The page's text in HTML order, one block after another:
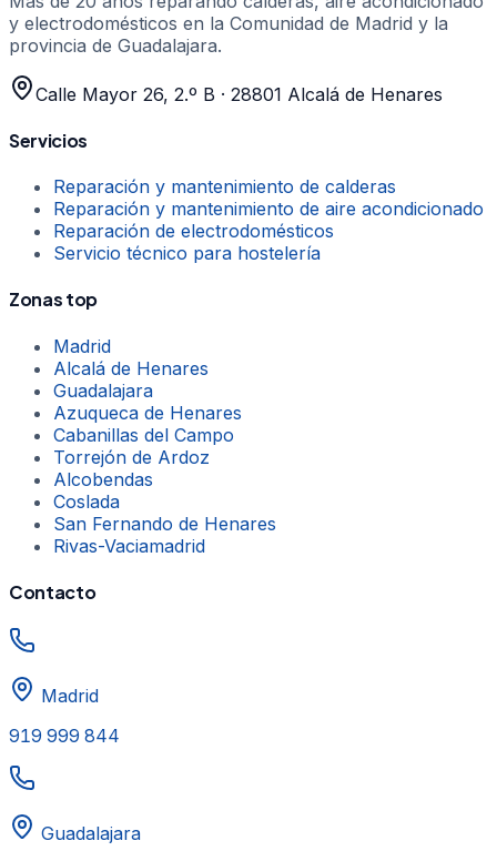
y electrodomésticos en la Comunidad de Madrid y la
provincia de Guadalajara.
Calle Mayor 26, 2.º B · 28801 Alcalá de Henares
Servicios
Reparación y mantenimiento de calderas
Reparación y mantenimiento de aire acondicionado
Reparación de electrodomésticos
Servicio técnico para hostelería
Zonas top
Madrid
Alcalá de Henares
Guadalajara
Azuqueca de Henares
Cabanillas del Campo
Torrejón de Ardoz
Alcobendas
Coslada
San Fernando de Henares
Rivas-Vaciamadrid
Contacto
Madrid
919 999 844
Guadalajara